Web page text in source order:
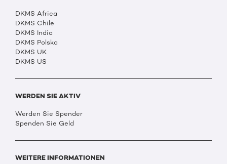
DKMS Africa
DKMS Chile
DKMS India
DKMS Polska
DKMS UK
DKMS US
WERDEN SIE AKTIV
Werden Sie Spender
Spenden Sie Geld
WEITERE INFORMATIONEN